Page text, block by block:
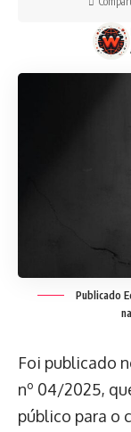
Publicado
Foi publicado
nº 04/2025,
público para o